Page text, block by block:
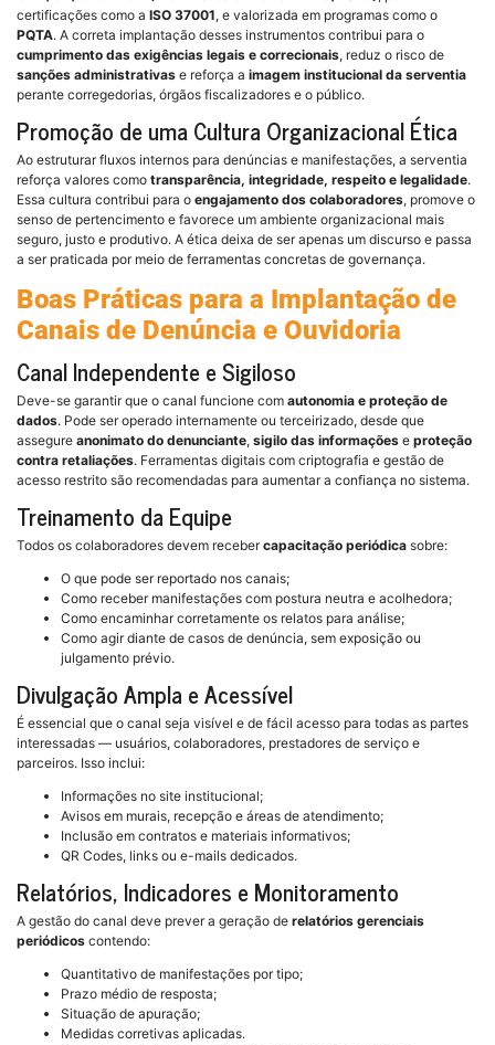
certificações como a ISO 37001, e valorizada em programas como o
PQTA. A correta implantação desses instrumentos contribui para o
cumprimento das exigências legais e correcionais, reduz o risco de
sanções administrativas e reforça a imagem institucional da serventia
perante corregedorias, órgãos fiscalizadores e o público.
Promoção de uma Cultura Organizacional Ética
Ao estruturar fluxos internos para denúncias e manifestações, a serventia
reforça valores como transparência, integridade, respeito e legalidade.
Essa cultura contribui para o engajamento dos colaboradores, promove o
senso de pertencimento e favorece um ambiente organizacional mais
seguro, justo e produtivo. A ética deixa de ser apenas um discurso e passa
a ser praticada por meio de ferramentas concretas de governança.
Boas Práticas para a Implantação de
Canais de Denúncia e Ouvidoria
Canal Independente e Sigiloso
Deve-se garantir que o canal funcione com autonomia e proteção de
dados. Pode ser operado internamente ou terceirizado, desde que
assegure anonimato do denunciante, sigilo das informações e proteção
contra retaliações. Ferramentas digitais com criptografia e gestão de
acesso restrito são recomendadas para aumentar a confiança no sistema.
Treinamento da Equipe
Todos os colaboradores devem recebercapacitação periódica sobre:
O que pode ser reportado nos canais;
Como receber manifestações com postura neutra e acolhedora;
Como encaminhar corretamente os relatos para análise;
Como agir diante de casos de denúncia, sem exposição ou
julgamento prévio.
Divulgação Ampla e Acessível
É essencial que o canal seja visível e de fácil acesso para todas as partes
interessadas — usuários, colaboradores, prestadores de serviço e
parceiros. Isso inclui:
Informações no site institucional;
Avisos em murais, recepção e áreas de atendimento;
Inclusão em contratos e materiais informativos;
QR Codes, links ou e-mails dedicados.
Relatórios, Indicadores e Monitoramento
A gestão do canal deve prever a geração de relatórios gerenciais
periódicos contendo:
Quantitativo de manifestações por tipo;
Prazo médio de resposta;
Situação de apuração;
Medidas corretivas aplicadas.